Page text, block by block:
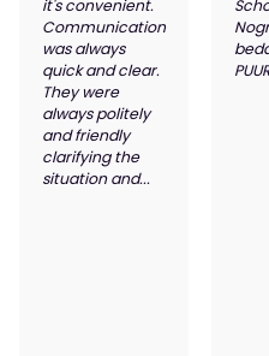
it's convenient.
Communication
was always
quick and clear.
They were
always politely
and friendly
clarifying the
situation and...